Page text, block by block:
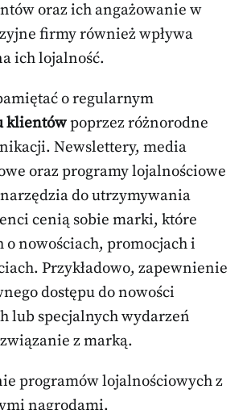
oraz ich angażowanie w
firmy również wpływa
ich lojalność.
o regularnym
klientówpoprzez różnorodne
Newslettery, media
oraz programy lojalnościowe
narzędzia do utrzymywania
cenią sobie marki, które
nowościach, promocjach i
Przykładowo, zapewnienie
dostępu do nowości
lub specjalnych wydarzeń
z marką.
programów lojalnościowych z
nagrodami.